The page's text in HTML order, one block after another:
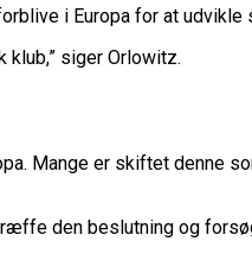
i Europa for at udvikle
klub,” siger Orlowitz.
Mange er skiftet denne
den beslutning og